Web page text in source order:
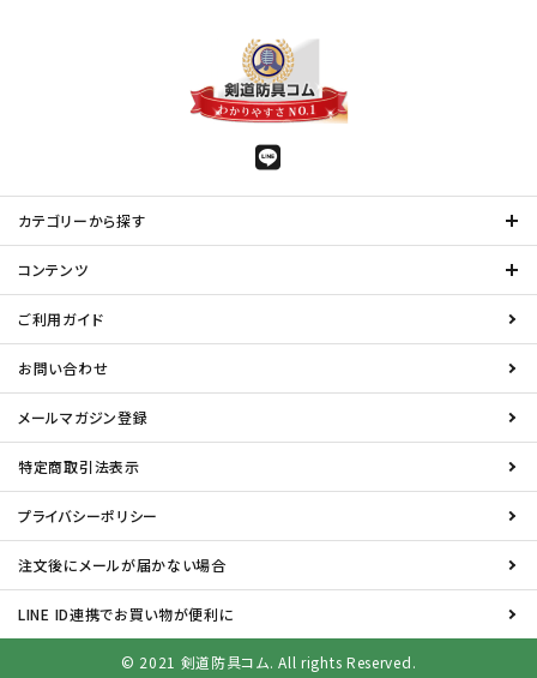
カテゴリーから探す
コンテンツ
ご利用ガイド
お問い合わせ
メールマガジン登録
特定商取引法表示
プライバシーポリシー
注文後にメールが届かない場合
LINE ID連携でお買い物が便利に
© 2021 剣道防具コム. All rights Reserved.